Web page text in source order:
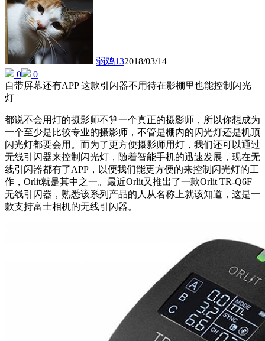
弱鸡132018/03/14
0
0
自带屏幕还有APP 这款引闪器不用待在影棚里也能控制闪光
灯
都说不会用灯的摄影师不算一个真正的摄影师，所以你想成为
一个至少是比较专业的摄影师，不管是棚内的闪光灯还是机顶
闪光灯都要会用。而为了更方便摄影师用灯，我们还可以通过
无线引闪器来控制闪光灯，随着智能手机的迅速发展，现在无
线引闪器都有了APP，以便我们能更方便的来控制闪光灯的工
作，Orlit就是其中之一。最近Orlit又推出了一款Orlit TR-Q6F
无线引闪器，熟悉该系列产品的人从名称上就该知道，这是一
款支持富士相机的无线引闪器。